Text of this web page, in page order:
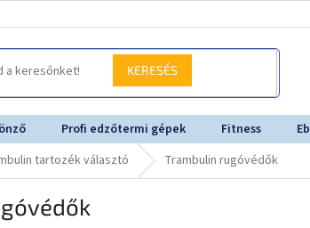
KERESÉS
Profi edzőtermi gépek Fitness
tartozék választó Trambulin rugóvédők